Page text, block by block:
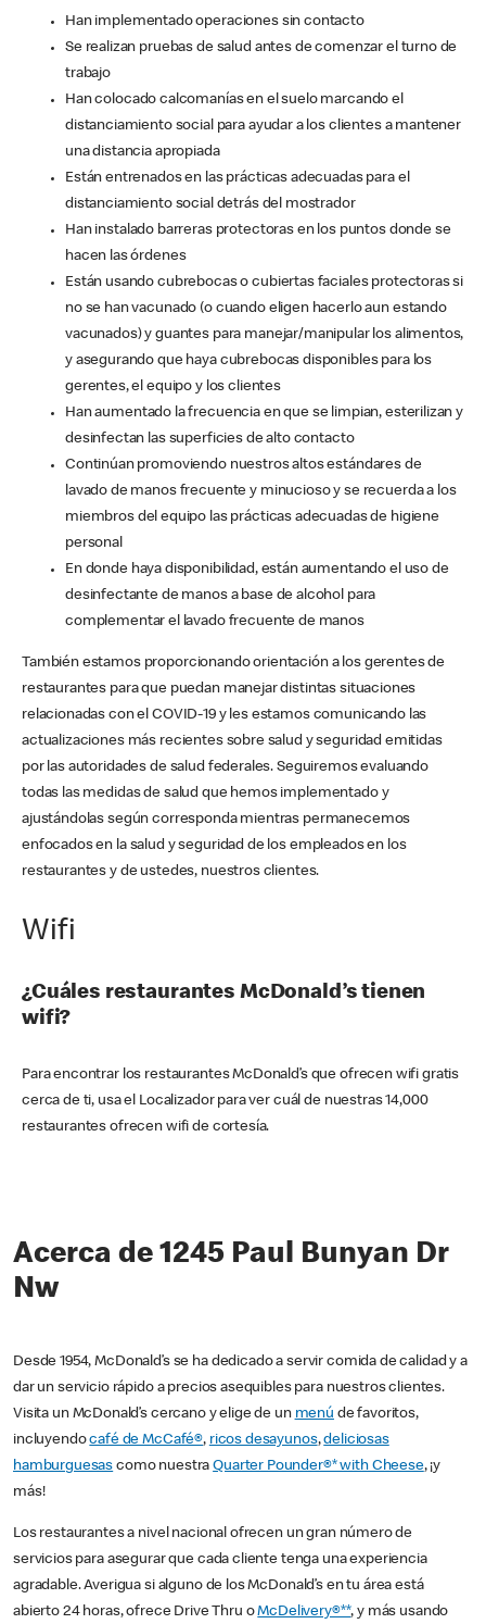
Han implementado operaciones sin contacto
Se realizan pruebas de salud antes de comenzar el turno de
trabajo
Han colocado calcomanías en el suelo marcando el
distanciamiento social para ayudar a los clientes a mantener
una distancia apropiada
Están entrenados en las prácticas adecuadas para el
distanciamiento social detrás del mostrador
Han instalado barreras protectoras en los puntos donde se
hacen las órdenes
Están usando cubrebocas o cubiertas faciales protectoras si
no se han vacunado (o cuando eligen hacerlo aun estando
vacunados) y guantes para manejar/manipular los alimentos,
y asegurando que haya cubrebocas disponibles para los
gerentes, el equipo y los clientes
Han aumentado la frecuencia en que se limpian, esterilizan y
desinfectan las superficies de alto contacto
Continúan promoviendo nuestros altos estándares de
lavado de manos frecuente y minucioso y se recuerda a los
miembros del equipo las prácticas adecuadas de higiene
personal
En donde haya disponibilidad, están aumentando el uso de
desinfectante de manos a base de alcohol para
complementar el lavado frecuente de manos
También estamos proporcionando orientación a los gerentes de
restaurantes para que puedan manejar distintas situaciones
relacionadas con el COVID-19 y les estamos comunicando las
actualizaciones más recientes sobre salud y seguridad emitidas
por las autoridades de salud federales. Seguiremos evaluando
todas las medidas de salud que hemos implementado y
ajustándolas según corresponda mientras permanecemos
enfocados en la salud y seguridad de los empleados en los
restaurantes y de ustedes, nuestros clientes.
Wifi
¿Cuáles restaurantes McDonald’s tienen
wifi?
Para encontrar los restaurantes McDonald’s que ofrecen wifi gratis
cerca de ti, usa el Localizador para ver cuál de nuestras 14,000
restaurantes ofrecen wifi de cortesía.
Acerca de 1245 Paul Bunyan Dr
Nw
Desde 1954, McDonald’s se ha dedicado a servir comida de calidad y a
dar un servicio rápido a precios asequibles para nuestros clientes.
Visita un McDonald’s cercano y elige de un menú de favoritos,
incluyendocafé de McCafé®, ricos desayunos,deliciosas
hamburguesas como nuestraQuarter Pounder®* with Cheese, ¡y
más!
Los restaurantes a nivel nacional ofrecen un gran número de
servicios para asegurar que cada cliente tenga una experiencia
agradable. Averigua si alguno de los McDonald’s en tu área está
abierto 24 horas, ofrece Drive Thru oMcDelivery®**, y más usando